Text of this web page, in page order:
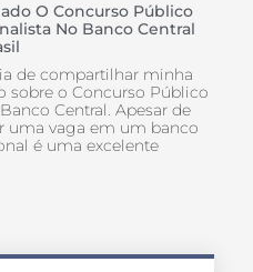
O Concurso Público
No Banco Central
de compartilhar minha
sobre o Concurso Público
Central. Apesar de
uma vaga em um banco
é uma excelente